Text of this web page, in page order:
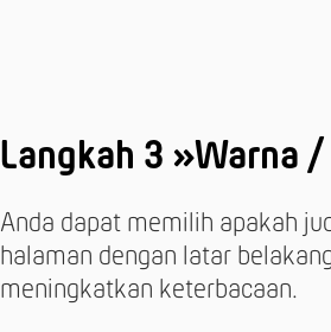
Langkah 3 »Warna
Anda dapat memilih apakah
halaman dengan latar
meningkatkan keterbacaan.